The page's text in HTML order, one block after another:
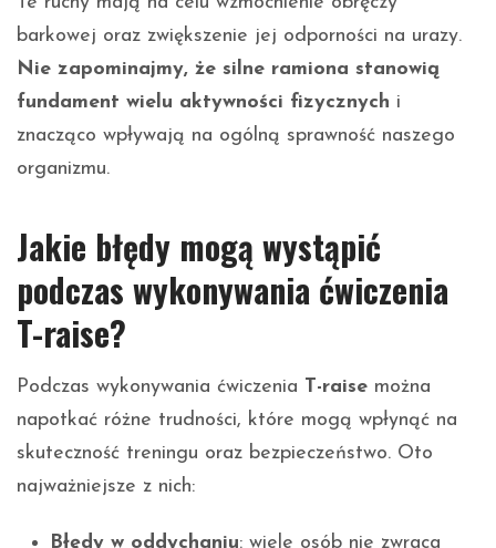
barkowej oraz zwiększenie jej odporności na urazy.
Nie zapominajmy, że silne ramiona stanowią
fundament wielu aktywności fizycznych i
znacząco wpływają na ogólną sprawność naszego
organizmu.
Jakie błędy mogą wystąpić
podczas wykonywania ćwiczenia
T-raise?
Podczas wykonywania ćwiczenia T-raise można
napotkać różne trudności, które mogą wpłynąć na
skuteczność treningu oraz bezpieczeństwo. Oto
najważniejsze z nich:
Błędy w oddychaniu: wiele osób nie zwraca